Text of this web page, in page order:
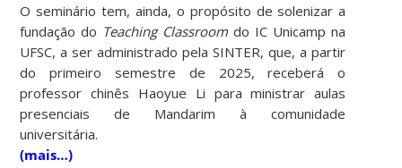
O seminário tem, ainda, o propósito de solenizar a
fundação do Teaching Classroom do IC Unicamp na
UFSC, a ser administrado pela SINTER, que, a partir
do primeiro semestre de 2025, receberá o
professor chinês Haoyue Li para ministrar aulas
presenciais de Mandarim à comunidade
universitária.
(mais…)